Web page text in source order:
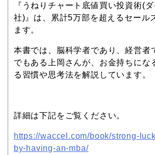
『うねりチャート底値買い投資術(
社)』は、累計5万部を超えるセール
ます。
本書では、脳科学者であり、経営者
でもある上岡さんが、お金持ちにな
る習慣や思考法を解説しています。
詳細は下記をご覧ください。
https://waccel.com/book/strong-
by-having-an-mba/